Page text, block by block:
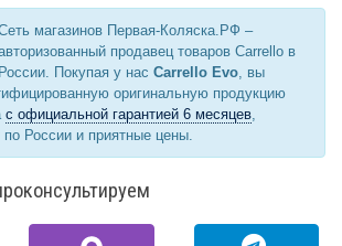
магазинов Первая-Коляска.РФ –
продавец товаров Carrello в
России. Покупая у нас Carrello Evo , вы
оригинальную продукцию
с официальной гарантией 6 месяцев
России и приятные цены.